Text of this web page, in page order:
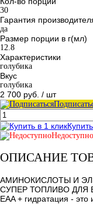
30
Гарантия
да
Размер порции в г(мл)
12.8
Характеристики
голубика
Вкус
голубика
2 700 руб. / шт
Недоступно
ОПИСАНИЕ
АМИНОКИСЛОТЫ И
СУПЕР ТОПЛИВО
EAA + гидратация -